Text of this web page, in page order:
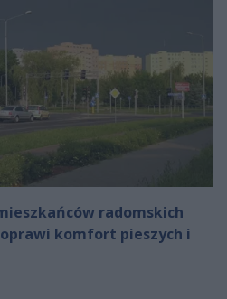
radomskich
komfort pieszych i